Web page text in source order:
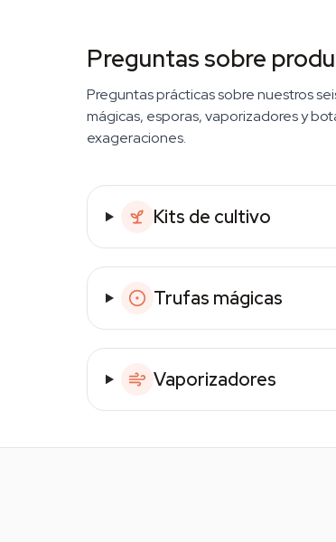
Preguntas sobre
Preguntas prácticas sobre nuestros
mágicas, esporas, vaporizadores y
exageraciones.
Kits de cultivo
Trufas mágicas
Vaporizadores